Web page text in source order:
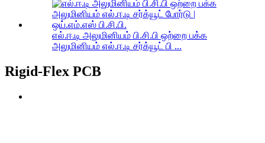
எல்.ஈ.டி அலுமினியம் பி.சி.பி ஒற்றை பக்க
அலுமினியம் எல்.ஈ.டி சர்க்யூட் பி ...
Rigid-Flex PCB